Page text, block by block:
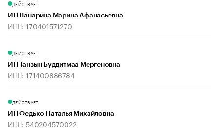
ДЕЙСТВУЕТ
ИП Панарина Марина Афанасьевна
ИНН: 170401571270
ДЕЙСТВУЕТ
ИП Танзын Буддитмаа Мергеновна
ИНН: 171400886784
ДЕЙСТВУЕТ
ИП Федько Наталья Михайловна
ИНН: 540204570022